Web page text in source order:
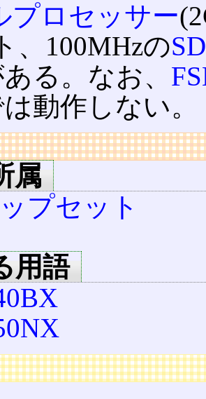
プロセッサー
、100MHzの
る。なお、
動作しない。
属
プセット
用語